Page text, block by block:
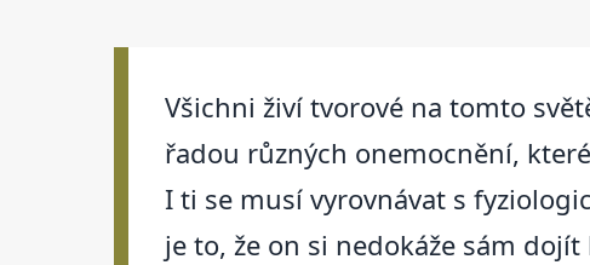
Všichni živí tvorové na tomto
řadou různých onemocnění,
I ti se musí vyrovnávat s
je to, že on si nedokáže sám